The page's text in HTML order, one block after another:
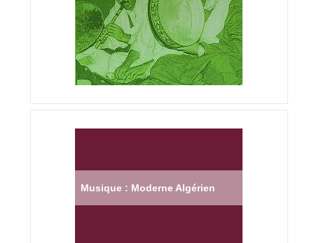
Musique : Moderne Algérien